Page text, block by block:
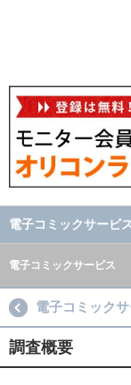
電子コミックサービ
電子コミックサービス
電子コミック
調査概要